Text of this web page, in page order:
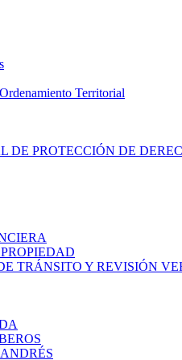
Territorial
DE PROTECCIÓN DE
TRÁNSITO Y REVISIÓN